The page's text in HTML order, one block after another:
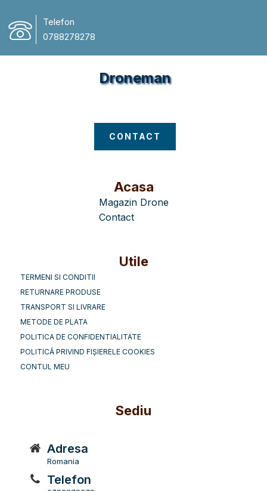
Telefon
0788278278
Droneman
CONTACT
Acasa
Magazin Drone
Contact
Utile
TERMENI SI CONDITII
RETURNARE PRODUSE
TRANSPORT SI LIVRARE
METODE DE PLATA
POLITICA DE CONFIDENTIALITATE
POLITICĂ PRIVIND FIȘIERELE COOKIES
CONTUL MEU
Sediu
Adresa
Romania
Telefon